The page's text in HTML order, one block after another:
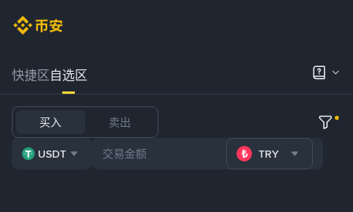
快捷区自选区
买入 卖出
USDT TRY